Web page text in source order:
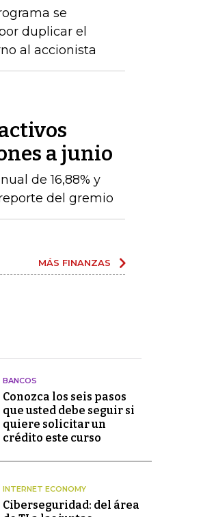
se
duplicar el
al accionista
a junio
de 16,88% y
del gremio
MÁS FINANZAS
BANCOS
Conozca los seis pasos
que usted debe seguir si
quiere solicitar un
crédito este curso
INTERNET ECONOMY
Ciberseguridad: del área